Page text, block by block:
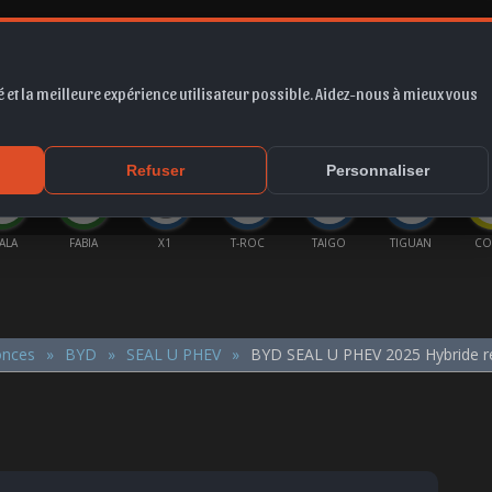
la meilleure expérience utilisateur possible. Aidez-nous à mieux vous
Refuser Personnaliser
FABIA X1 T-ROC TAIGO TIGUAN
BYD SEAL U PHEV BYD SEAL U PHEV 2025